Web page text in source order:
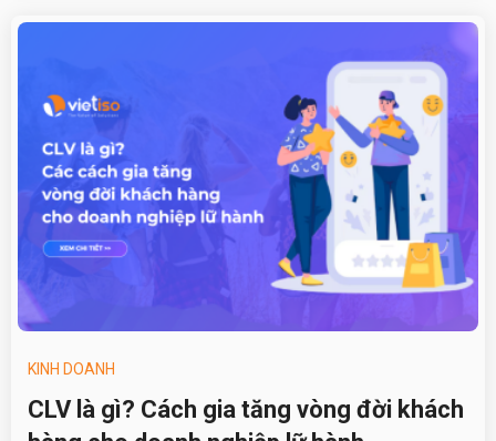
KINH DOANH
CLV là gì? Cách gia tăng vòng đời khách